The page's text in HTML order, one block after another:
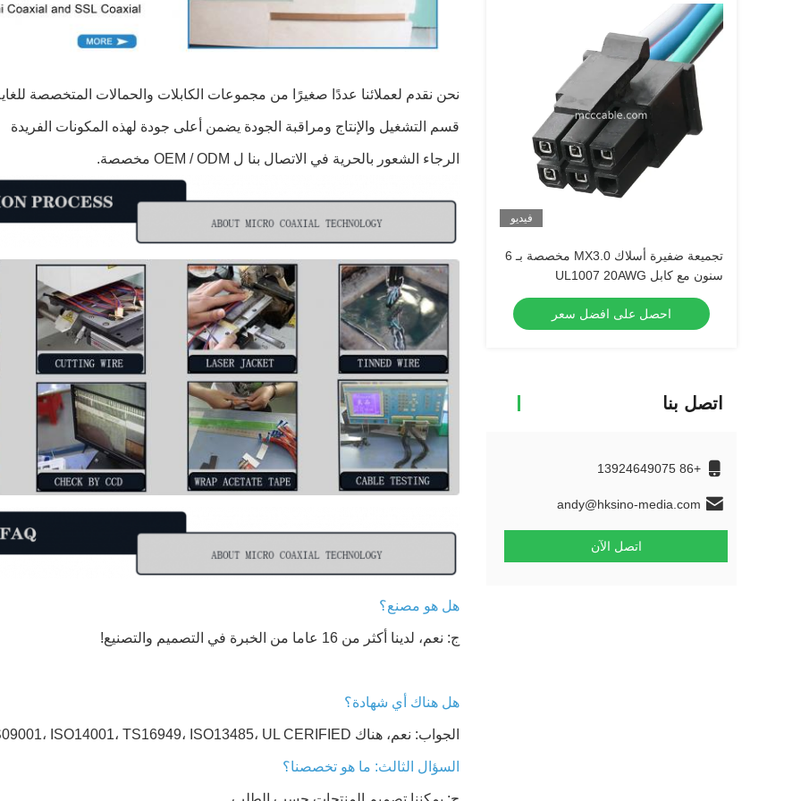
فيديو
تجميعة ضفيرة أسلاك MX3.0 مخصصة بـ 6
سنون مع كابل UL1007 20AWG
احصل على افضل سعر
اتصل بنا
+86 13924649075
andy@hksino-media.com
اتصل الآن
نحن نقدم لعملائنا عددًا صغيرًا من مجموعات الكابلات والحمالات المتخصصة
قسم التشغيل والإنتاج ومراقبة الجودة يضمن أعلى جودة لهذه المكونات الفريدة
الرجاء الشعور بالحرية في الاتصال بنا ل OEM / ODM مخصصة.
هل هو مصنع؟
ج: نعم، لدينا أكثر من 16 عاما من الخبرة في التصميم والتصنيع!
هل هناك أي شهادة؟
الجواب: نعم، هناك IS09001، ISO14001، TS16949، ISO13485، UL CERIFIED.
السؤال الثالث: ما هو تخصصنا؟